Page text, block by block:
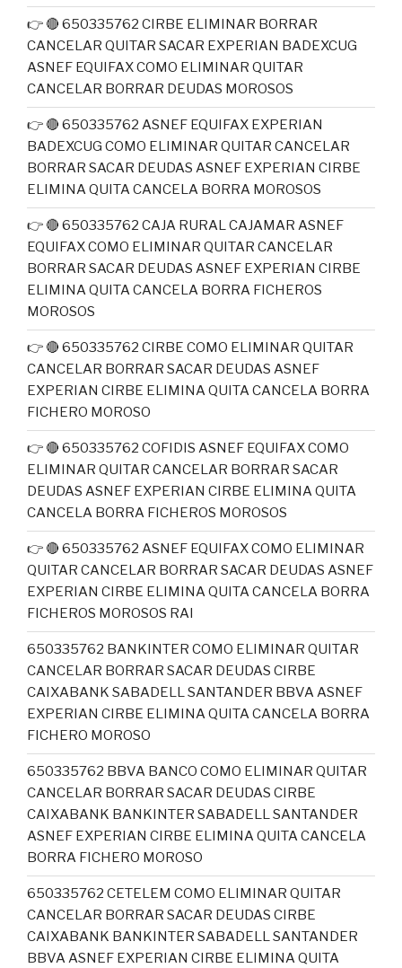
👉 🔴 650335762 CIRBE ELIMINAR BORRAR
CANCELAR QUITAR SACAR EXPERIAN BADEXCUG
ASNEF EQUIFAX COMO ELIMINAR QUITAR
CANCELAR BORRAR DEUDAS MOROSOS
👉 🔴 650335762 ASNEF EQUIFAX EXPERIAN
BADEXCUG COMO ELIMINAR QUITAR CANCELAR
BORRAR SACAR DEUDAS ASNEF EXPERIAN CIRBE
ELIMINA QUITA CANCELA BORRA MOROSOS
👉 🔴 650335762 CAJA RURAL CAJAMAR ASNEF
EQUIFAX COMO ELIMINAR QUITAR CANCELAR
BORRAR SACAR DEUDAS ASNEF EXPERIAN CIRBE
ELIMINA QUITA CANCELA BORRA FICHEROS
MOROSOS
👉 🔴 650335762 CIRBE COMO ELIMINAR QUITAR
CANCELAR BORRAR SACAR DEUDAS ASNEF
EXPERIAN CIRBE ELIMINA QUITA CANCELA BORRA
FICHERO MOROSO
👉 🔴 650335762 COFIDIS ASNEF EQUIFAX COMO
ELIMINAR QUITAR CANCELAR BORRAR SACAR
DEUDAS ASNEF EXPERIAN CIRBE ELIMINA QUITA
CANCELA BORRA FICHEROS MOROSOS
👉 🔴 650335762 ASNEF EQUIFAX COMO ELIMINAR
QUITAR CANCELAR BORRAR SACAR DEUDAS ASNEF
EXPERIAN CIRBE ELIMINA QUITA CANCELA BORRA
FICHEROS MOROSOS RAI
650335762 BANKINTER COMO ELIMINAR QUITAR
CANCELAR BORRAR SACAR DEUDAS CIRBE
CAIXABANK SABADELL SANTANDER BBVA ASNEF
EXPERIAN CIRBE ELIMINA QUITA CANCELA BORRA
FICHERO MOROSO
650335762 BBVA BANCO COMO ELIMINAR QUITAR
CANCELAR BORRAR SACAR DEUDAS CIRBE
CAIXABANK BANKINTER SABADELL SANTANDER
ASNEF EXPERIAN CIRBE ELIMINA QUITA CANCELA
BORRA FICHERO MOROSO
650335762 CETELEM COMO ELIMINAR QUITAR
CANCELAR BORRAR SACAR DEUDAS CIRBE
CAIXABANK BANKINTER SABADELL SANTANDER
BBVA ASNEF EXPERIAN CIRBE ELIMINA QUITA